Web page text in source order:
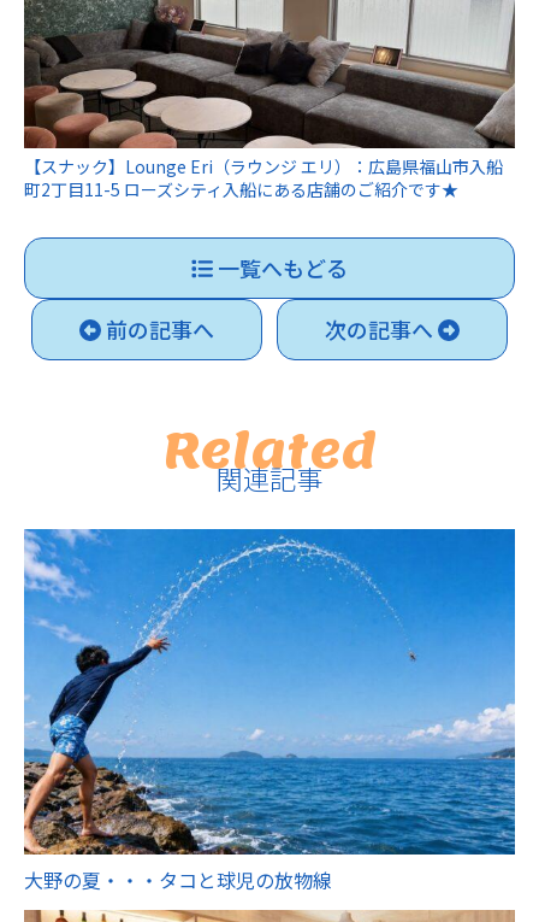
【スナック】Lounge Eri（ラウンジ エリ）：広島県福山市入船
町2丁目11-5 ローズシティ入船にある店舗のご紹介です★
一覧へもどる
前の記事へ
次の記事へ
Related
関連記事
大野の夏・・・タコと球児の放物線